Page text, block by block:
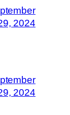
2024
2024